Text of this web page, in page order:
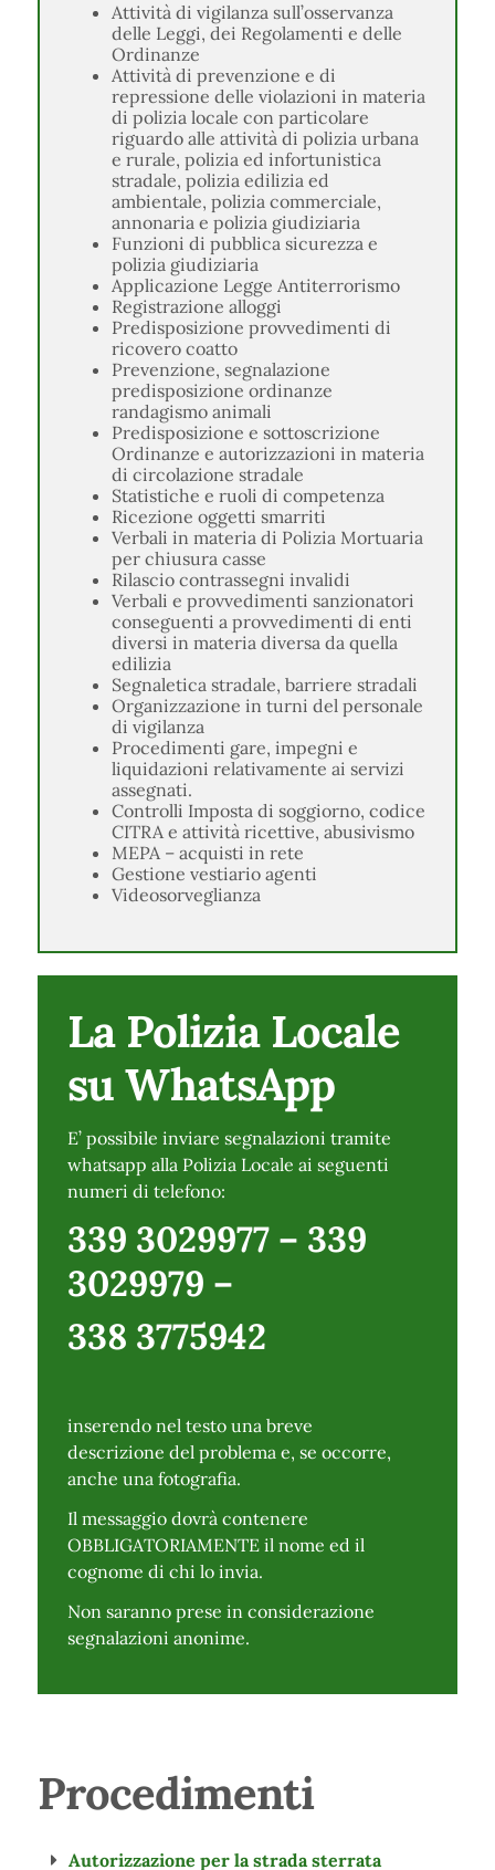
Attività di vigilanza sull’osservanza
delle Leggi, dei Regolamenti e delle
Ordinanze
Attività di prevenzione e di
repressione delle violazioni in materia
di polizia locale con particolare
riguardo alle attività di polizia urbana
e rurale, polizia ed infortunistica
stradale, polizia edilizia ed
ambientale, polizia commerciale,
annonaria e polizia giudiziaria
Funzioni di pubblica sicurezza e
polizia giudiziaria
Applicazione Legge Antiterrorismo
Registrazione alloggi
Predisposizione provvedimenti di
ricovero coatto
Prevenzione, segnalazione
predisposizione ordinanze
randagismo animali
Predisposizione e sottoscrizione
Ordinanze e autorizzazioni in materia
di circolazione stradale
Statistiche e ruoli di competenza
Ricezione oggetti smarriti
Verbali in materia di Polizia Mortuaria
per chiusura casse
Rilascio contrassegni invalidi
Verbali e provvedimenti sanzionatori
conseguenti a provvedimenti di enti
diversi in materia diversa da quella
edilizia
Segnaletica stradale, barriere stradali
Organizzazione in turni del personale
di vigilanza
Procedimenti gare, impegni e
liquidazioni relativamente ai servizi
assegnati.
Controlli Imposta di soggiorno, codice
CITRA e attività ricettive, abusivismo
MEPA – acquisti in rete
Gestione vestiario agenti
Videosorveglianza
La Polizia Locale
su WhatsApp
E’ possibile inviare segnalazioni tramite
whatsapp alla Polizia Locale ai seguenti
numeri di telefono:
339 3029977 – 339
3029979 –
338 3775942
inserendo nel testo una breve
descrizione del problema e, se occorre,
anche una fotografia.
Il messaggio dovrà contenere
OBBLIGATORIAMENTE il nome ed il
cognome di chi lo invia.
Non saranno prese in considerazione
segnalazioni anonime.
Procedimenti
Autorizzazione per la strada sterrata